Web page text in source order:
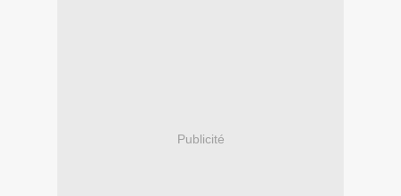
Publicité